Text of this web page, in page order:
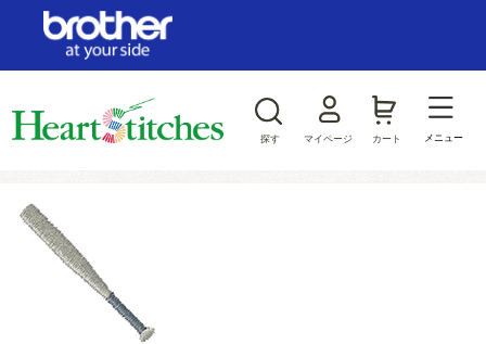
探す マイページ カート メニュー
ログイン/新規会員登録
ジャンルから探す